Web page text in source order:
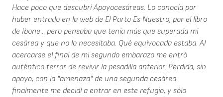
Hace poco que descubrí Apoyocesáreas. Lo conocía por
haber entrado en la web de El Parto Es Nuestro, por el libro
de Ibone... pero pensaba que tenía más que superada mi
cesárea y que no lo necesitaba. Qué equivocada estaba. Al
acercarse el final de mi segundo embarazo me entró
auténtico terror de revivir la pesadilla anterior. Perdida, sin
apoyo, con la "amenaza" de una segunda cesárea
finalmente me decidí a entrar en este refugio, y sólo